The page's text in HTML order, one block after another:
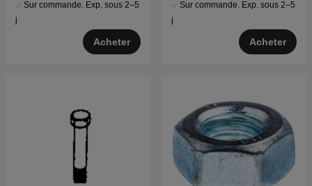
Sur commande. Exp. sous 2–5
j
Acheter
Sur commande. Exp. sous 2–5
j
Acheter